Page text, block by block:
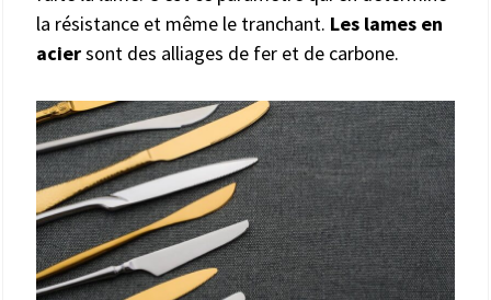
la résistance et même le tranchant. Les lames en
aciersont des alliages de fer et de carbone.